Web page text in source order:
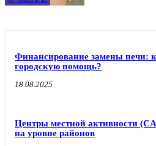
Финансирование замены печи:
городскую помощь?
18.08.2025
Центры местной активности
на уровне районов